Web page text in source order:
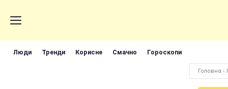
Люди Тренди Корисне Смачно Гороскопи
Головна ›